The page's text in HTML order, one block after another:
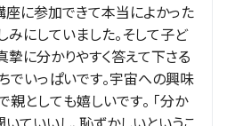
に参加できて本当によかった
みにしていました。そして子ど
に分かりやすく答えて下さる
いっぱいです。宇宙への興味
親としても嬉しいです。 「分か